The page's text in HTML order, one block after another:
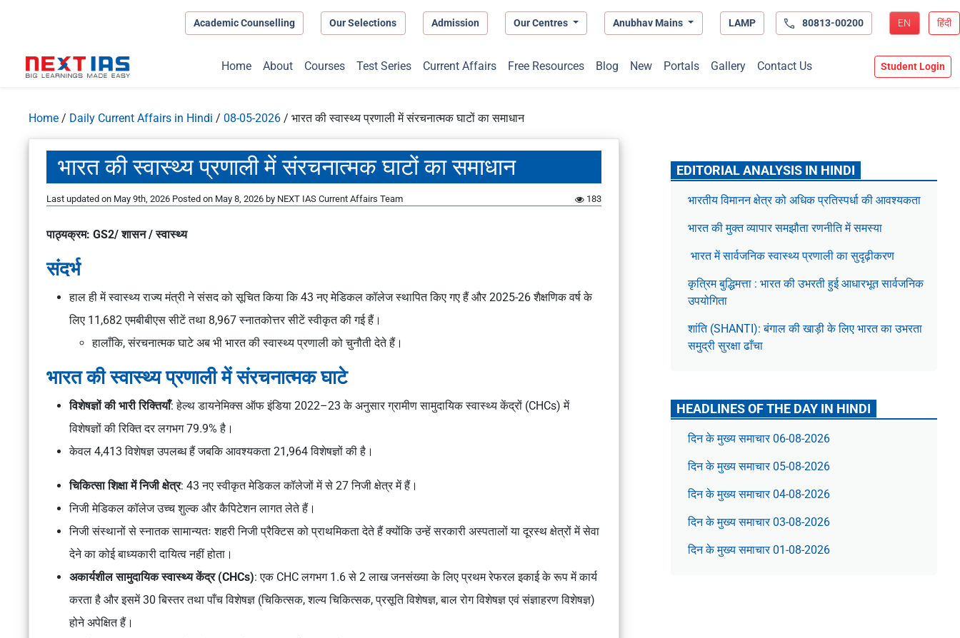
Academic Counselling Our Selections Admission Our Centres Anubhav Mains LAMP 80813-00200 EN हिंदी
Home About Courses Test Series Current Affairs Free Resources Blog New Portals Gallery Contact Us Student Login
Home / Daily Current Affairs in Hindi / 08-05-2026 / भारत की स्वास्थ्य प्रणाली में संरचनात्मक घाटों का समाधान
भारत की स्वास्थ्य प्रणाली में संरचनात्मक घाटों का समाधान
Last updated on May 9th, 2026 Posted on May 8, 2026 by NEXT IAS Current Affairs Team 183
पाठ्यक्रम: GS2/ शासन / स्वास्थ्य
संदर्भ
हाल ही में स्वास्थ्य राज्य मंत्री ने संसद को सूचित किया कि 43 नए मेडिकल कॉलेज स्थापित किए गए हैं और 2025-26 शैक्षणिक वर्ष के
लिए 11,682 एमबीबीएस सीटें तथा 8,967 स्नातकोत्तर सीटें स्वीकृत की गई हैं।
हालाँकि, संरचनात्मक घाटे अब भी भारत की स्वास्थ्य प्रणाली को चुनौती देते हैं।
भारत की स्वास्थ्य प्रणाली में संरचनात्मक घाटे
विशेषज्ञों की भारी रिक्तियाँ:हेल्थ डायनेमिक्स ऑफ इंडिया 2022–23 के अनुसार ग्रामीण सामुदायिक स्वास्थ्य केंद्रों (CHCs) में
विशेषज्ञों की रिक्ति दर लगभग 79.9% है।
केवल 4,413 विशेषज्ञ उपलब्ध हैं जबकि आवश्यकता 21,964 विशेषज्ञों की है।
चिकित्सा शिक्षा में निजी क्षेत्र: 43 नए स्वीकृत मेडिकल कॉलेजों में से 27 निजी क्षेत्र में हैं।
निजी मेडिकल कॉलेज उच्च शुल्क और कैपिटेशन लागत लेते हैं।
निजी संस्थानों से स्नातक सामान्यतः शहरी निजी प्रैक्टिस को प्राथमिकता देते हैं क्योंकि उन्हें सरकारी अस्पतालों या दूरस्थ क्षेत्रों में सेवा
देने का कोई बाध्यकारी दायित्व नहीं होता।
अकार्यशील सामुदायिक स्वास्थ्य केंद्र (CHCs): एक CHC लगभग 1.6 से 2 लाख जनसंख्या के लिए प्रथम रेफरल इकाई के रूप में कार्य
करता है और इसमें 30 बिस्तर तथा पाँच विशेषज्ञ (चिकित्सक, शल्य चिकित्सक, प्रसूति विशेषज्ञ, बाल रोग विशेषज्ञ एवं संज्ञाहरण विशेषज्ञ)
होने अपेक्षित हैं।
EDITORIAL ANALYSIS IN HINDI
भारतीय विमानन क्षेत्र को अधिक प्रतिस्पर्धा की आवश्यकता
भारत की मुक्त व्यापार समझौता रणनीति में समस्या
भारत में सार्वजनिक स्वास्थ्य प्रणाली का सुदृढ़ीकरण
कृत्रिम बुद्धिमत्ता : भारत की उभरती हुई आधारभूत सार्वजनिक
उपयोगिता
शांति (SHANTI): बंगाल की खाड़ी के लिए भारत का उभरता
समुद्री सुरक्षा ढाँचा
HEADLINES OF THE DAY IN HINDI
दिन के मुख्य समाचार 06-08-2026
दिन के मुख्य समाचार 05-08-2026
दिन के मुख्य समाचार 04-08-2026
दिन के मुख्य समाचार 03-08-2026
दिन के मुख्य समाचार 01-08-2026